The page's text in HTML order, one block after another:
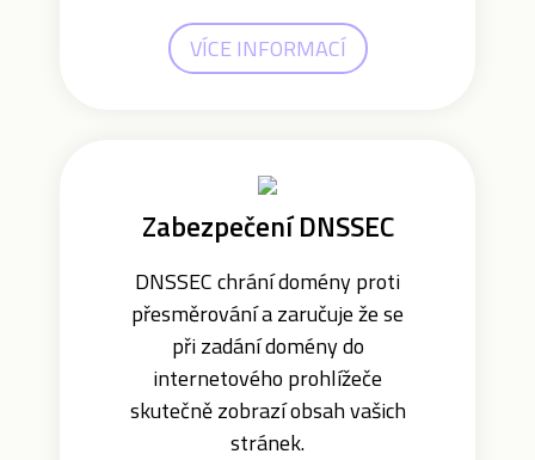
VÍCE INFORMACÍ
Zabezpečení DNSSEC
DNSSEC chrání domény proti
přesměrování a zaručuje že se
při zadání domény do
internetového prohlížeče
skutečně zobrazí obsah vašich
stránek.